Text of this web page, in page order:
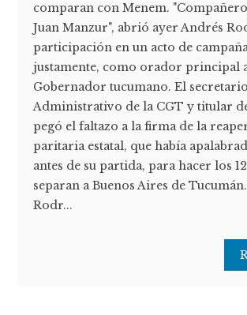
comparan con Menem.
Juan Manzur", abrió ayer Andrés
participación en un acto de
justamente, como orador principal
Gobernador tucumano. El secretario
Administrativo de la CGT y titular
pegó el faltazo a la firma de la
paritaria estatal, que había
antes de su partida, para hacer los
separan a Buenos Aires de
Rodr...